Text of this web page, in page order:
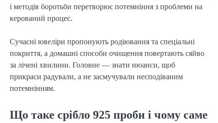
і методів боротьби перетворює потемніння з проблеми на
керований процес.
Сучасні ювеліри пропонують родіювання та спеціальні
покриття, а домашні способи очищення повертають сяйво
за лічені хвилини. Головне — знати нюанси, щоб
прикраси радували, а не засмучували несподіваним
потемнінням.
Що таке срібло 925 проби і чому саме